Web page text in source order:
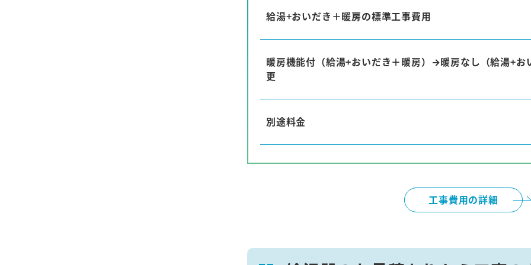
給湯+おいだき＋暖房の標準工事費用
暖房機能付（給湯+おいだき＋暖房）→暖房なし（給湯+お
更
別途料金
工事費用の詳細